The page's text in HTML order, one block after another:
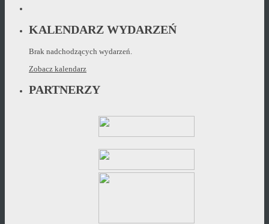
KALENDARZ WYDARZEŃ
Brak nadchodzących wydarzeń.
Zobacz kalendarz
PARTNERZY